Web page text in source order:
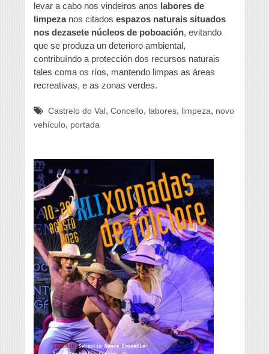
levar a cabo nos vindeiros anos labores de
limpezanos citados espazos naturais situados
nos dezasete núcleos de poboación, evitando
que se produza un deterioro ambiental,
contribuíndo a protección dos recursos naturais
tales coma os ríos, mantendo limpas as áreas
recreativas, e as zonas verdes.
Castrelo do Val , Concello, labores, limpeza, novo
vehículo, portada